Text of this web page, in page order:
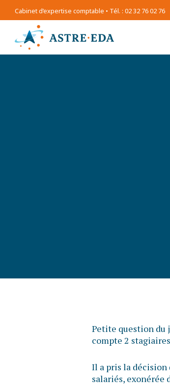
Cabinet d’expertise comptable • Tél. : 02 32 76 02 76
Petite question du
compte 2
Il a pris la décision
salariés, exonérée